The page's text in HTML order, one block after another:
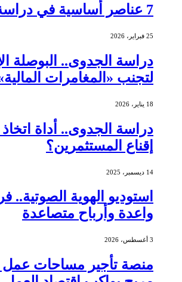
7 عناصر أساسية في دراسة الجدوى
25 فبراير، 2026
دراسة الجدوى.. البوصلة
لتجنب «المغامرات
18 يناير، 2026
دراسة الجدوى.. أداة
إقناع المستثمرين؟
14 ديسمبر، 2025
استوديو الهوية الصوتية..
واعدة وأرباح متصاعدة
3 أغسطس، 2026
منصة تأجير مساحات